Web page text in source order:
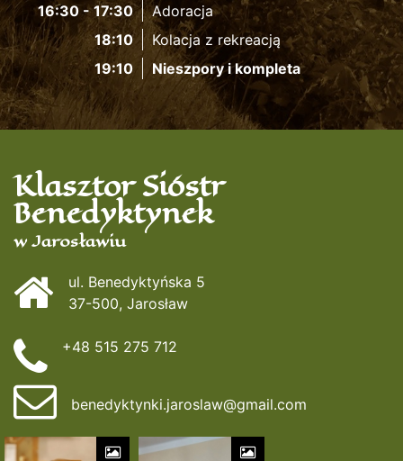
16:30 - 17:30
Adoracja
18:10
Kolacja z rekreacją
19:10
Nieszpory i kompleta
Klasztor Sióstr
Benedyktynek
w Jarosławiu
ul. Benedyktyńska 5
37-500, Jarosław
+48 515 275 712
benedyktynki.jaroslaw@gmail.com